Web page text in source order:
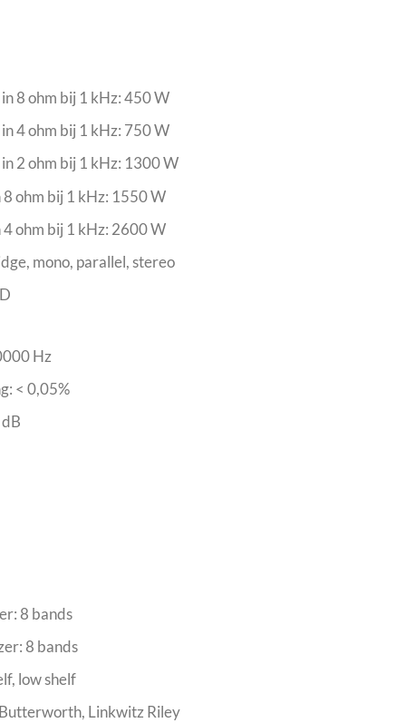
8 ohm bij 1 kHz: 450 W
4 ohm bij 1 kHz: 750 W
2 ohm bij 1 kHz: 1300 W
ohm bij 1 kHz: 1550 W
ohm bij 1 kHz: 2600 W
mono, parallel, stereo
Hz
< 0,05%
8 bands
8 bands
low shelf
Linkwitz Riley